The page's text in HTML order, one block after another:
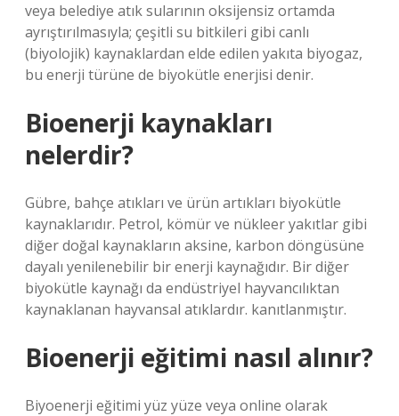
veya belediye atık sularının oksijensiz ortamda
ayrıştırılmasıyla; çeşitli su bitkileri gibi canlı
(biyolojik) kaynaklardan elde edilen yakıta biyogaz,
bu enerji türüne de biyokütle enerjisi denir.
Bioenerji kaynakları
nelerdir?
Gübre, bahçe atıkları ve ürün artıkları biyokütle
kaynaklarıdır. Petrol, kömür ve nükleer yakıtlar gibi
diğer doğal kaynakların aksine, karbon döngüsüne
dayalı yenilenebilir bir enerji kaynağıdır. Bir diğer
biyokütle kaynağı da endüstriyel hayvancılıktan
kaynaklanan hayvansal atıklardır. kanıtlanmıştır.
Bioenerji eğitimi nasıl alınır?
Biyoenerji eğitimi yüz yüze veya online olarak